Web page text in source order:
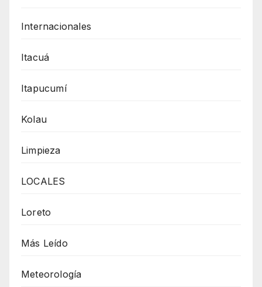
Internacionales
Itacuá
Itapucumí
Kolau
Limpieza
LOCALES
Loreto
Más Leído
Meteorología